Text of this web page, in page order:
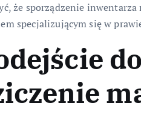
że sporządzenie inwentarza
specjalizującym się w
do